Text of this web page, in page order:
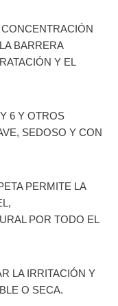
BARRERA
Y EL
6 Y OTROS
SEDOSO Y CON
PERMITE LA
POR TODO EL
LA IRRITACIÓN Y
O SECA.